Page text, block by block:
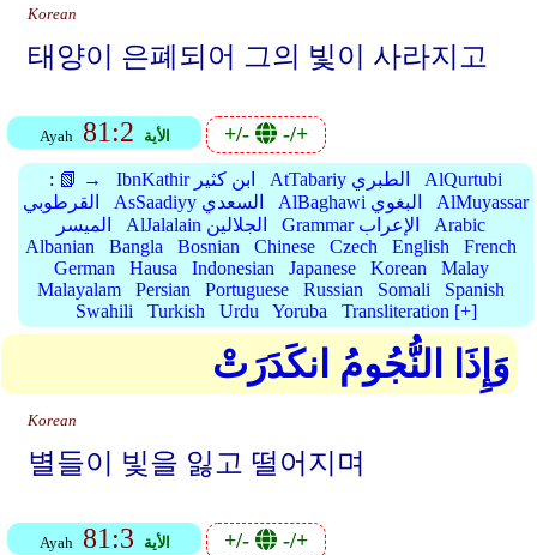
Korean
태양이 은폐되어 그의 빛이 사라지고
Ayah 81:2 الأية +/- -/+
: 📗 → IbnKathir ابن كثير AtTabariy الطبري
AlQurtubi
القرطوبي
AsSaadiyy السعدي AlBaghawi البغوي
AlMuyassar
الميسر
AlJalalain الجلالين Grammar الإعراب
Arabic
Albanian
Bangla Bosnian Chinese Czech English
French
German
Hausa Indonesian Japanese Korean
Malay
Malayalam
Persian Portuguese Russian Somali
Spanish
Swahili
Turkish Urdu Yoruba Transliteration [+]
وَإِذَا النُّجُومُ انكَدَرَتْ
Korean
별들이 빛을 잃고 떨어지며
Ayah 81:3 الأية +/- -/+